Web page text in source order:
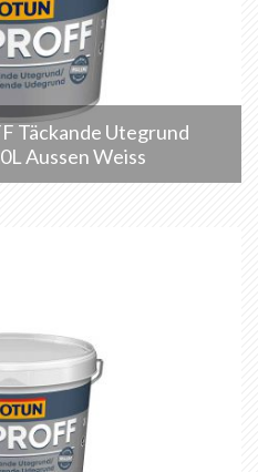
Täckande Utegrund
Aussen Weiss